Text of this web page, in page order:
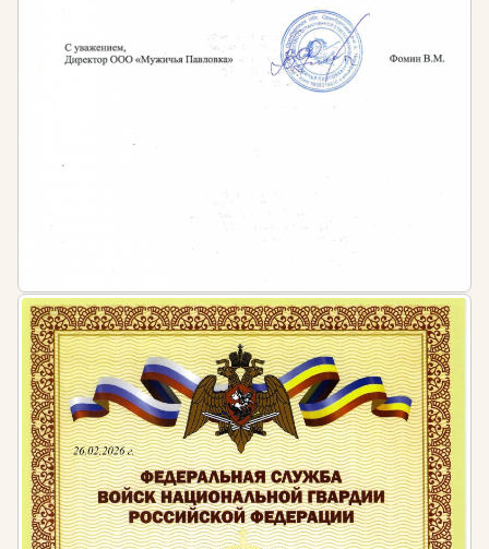
для юридических лиц — от 30 до 50 тысяч
2020 г. № 827 «Об утверждении Единых правил
организации комплектования, учета, хранения и
подготовки 51.03.04 «Музеология и охрана
утвержденного приказом Министерства
образования и науки РФ от 6 декабря 2017 года
№ 1180.
Приказ Минтруда России от 04.08.2014 № 521н
«Об утверждении профессионального стандарта
«Специалист по учету музейных предметов».
Федеральный закон от 29.12.2012 № 273-ФЗ
«Об образовании в Российской Федерации».
Приказ Минтруда России от 04.08.2014 № 537н
«Об утверждении профессионального стандарта
«Хранитель музейных ценностей».